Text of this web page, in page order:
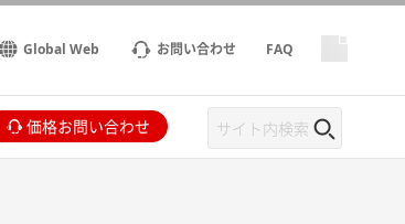
Global Web お問い合わせ FAQ
価格お問い合わせ